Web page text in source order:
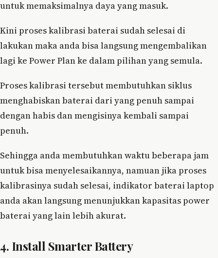
untuk memaksimalnya daya yang masuk.
Kini proses kalibrasi baterai sudah selesai di
lakukan maka anda bisa langsung mengembalikan
lagi ke Power Plan ke dalam pilihan yang semula.
Proses kalibrasi tersebut membutuhkan siklus
menghabiskan baterai dari yang penuh sampai
dengan habis dan mengisinya kembali sampai
penuh.
Sehingga anda membutuhkan waktu beberapa jam
untuk bisa menyelesaikannya, namuan jika proses
kalibrasinya sudah selesai, indikator baterai laptop
anda akan langsung menunjukkan kapasitas power
baterai yang lain lebih akurat.
4. Install Smarter Battery